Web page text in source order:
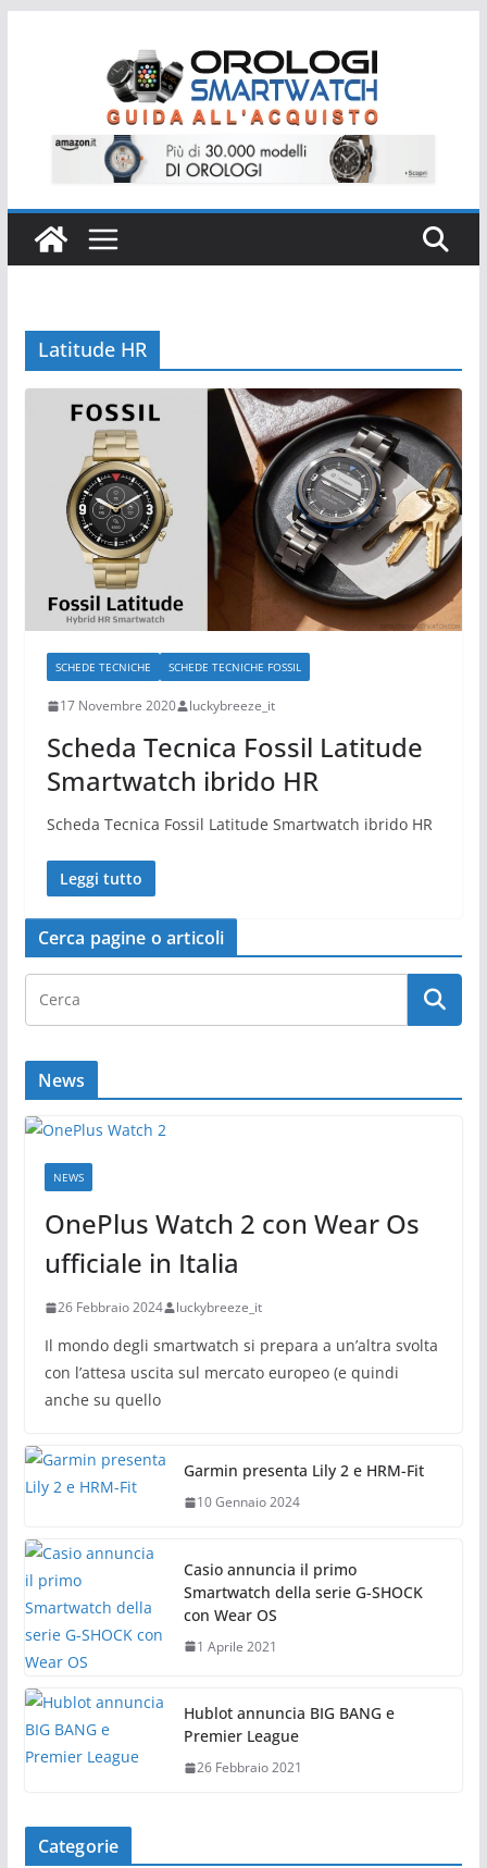
Latitude HR
SCHEDE TECNICHE SCHEDE TECNICHE FOSSIL
17 Novembre 2020 luckybreeze_it
Scheda Tecnica Fossil Latitude
Smartwatch ibrido HR
Scheda Tecnica Fossil Latitude Smartwatch ibrido HR
Leggi tutto
Cerca pagine o articoli
News
NEWS
OnePlus Watch 2 con Wear Os
ufficiale in Italia
26 Febbraio 2024 luckybreeze_it
Il mondo degli smartwatch si prepara a un’altra svolta
con l’attesa uscita sul mercato europeo (e quindi
anche su quello
Garmin presenta Lily 2 e HRM-Fit
10 Gennaio 2024
Casio annuncia il primo
Smartwatch della serie G-SHOCK
con Wear OS
1 Aprile 2021
Hublot annuncia BIG BANG e
Premier League
26 Febbraio 2021
Categorie